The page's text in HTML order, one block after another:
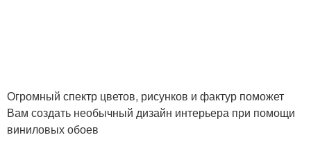
Огромный спектр цветов, рисунков и фактур поможет
Вам создать необычный дизайн интерьера при помощи
виниловых обоев